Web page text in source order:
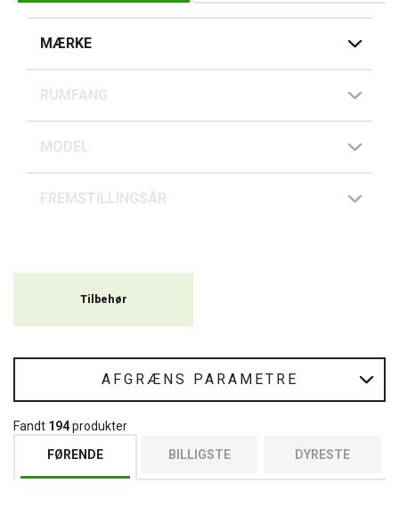
MÆRKE
RUMFANG
MODEL
FREMSTILLINGSÅR
Tilbehør
AFGRÆNS PARAMETRE
Fandt 194produkter
FØRENDE
BILLIGSTE DYRESTE